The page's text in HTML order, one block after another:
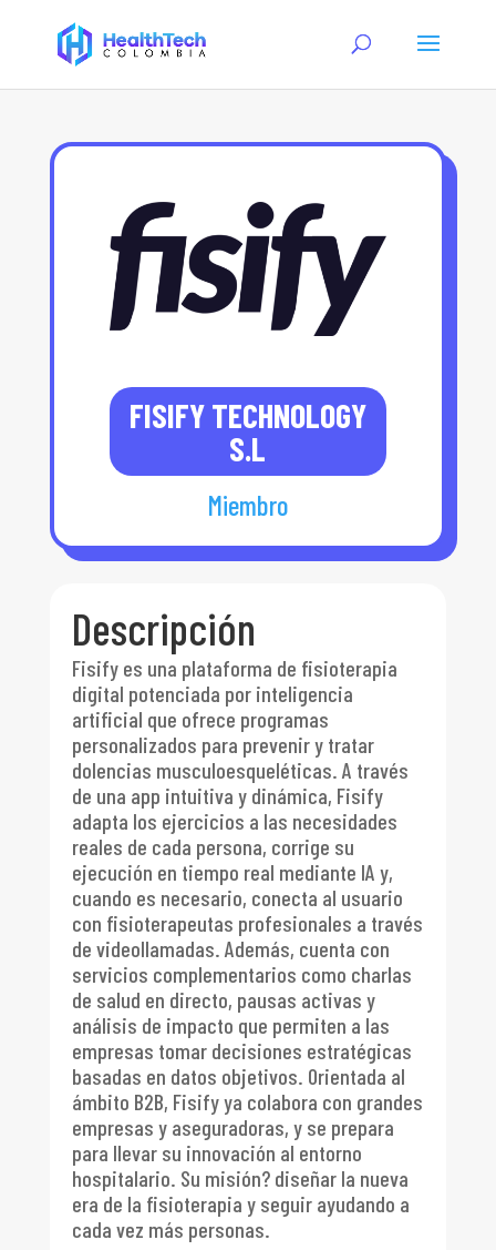
FISIFY TECHNOLOGY
S.L
Miembro
Descripción
Fisify es una plataforma de fisioterapia
digital potenciada por inteligencia
artificial que ofrece programas
personalizados para prevenir y tratar
dolencias musculoesqueléticas. A través
de una app intuitiva y dinámica, Fisify
adapta los ejercicios a las necesidades
reales de cada persona, corrige su
ejecución en tiempo real mediante IA y,
cuando es necesario, conecta al usuario
con fisioterapeutas profesionales a través
de videollamadas. Además, cuenta con
servicios complementarios como charlas
de salud en directo, pausas activas y
análisis de impacto que permiten a las
empresas tomar decisiones estratégicas
basadas en datos objetivos. Orientada al
ámbito B2B, Fisify ya colabora con grandes
empresas y aseguradoras, y se prepara
para llevar su innovación al entorno
hospitalario. Su misión? diseñar la nueva
era de la fisioterapia y seguir ayudando a
cada vez más personas.